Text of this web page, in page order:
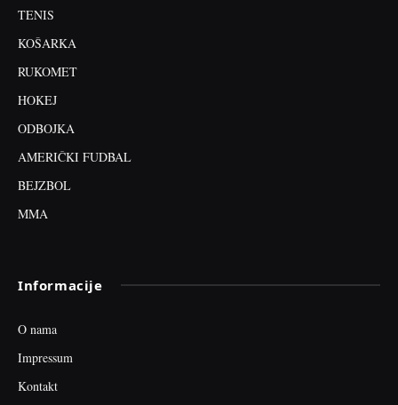
TENIS
KOŠARKA
RUKOMET
HOKEJ
ODBOJKA
AMERIČKI FUDBAL
BEJZBOL
MMA
Informacije
O nama
Impressum
Kontakt